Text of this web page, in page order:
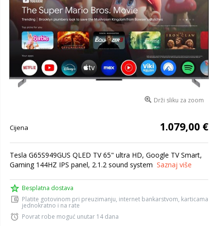
Drži sliku za zoom
Cijena 1.079,00 €
Tesla G65S949GUS QLED TV 65" ultra HD, Google TV Smart,
Gaming 144HZ IPS panel, 2.1.2 sound system Saznaj više
Besplatna dostava
Platite gotovinom pri preuzimanju, internet bankarstvom, karticama
jednokratno i na rate
Povrat robe moguć unutar 14 dana